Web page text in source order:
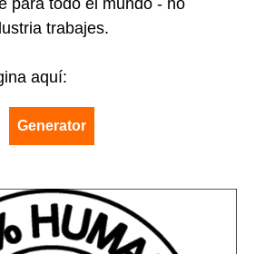
trabajes.
aquí:
Generator